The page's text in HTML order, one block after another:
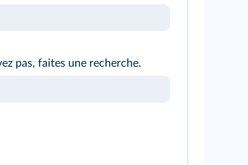
pas, faites une recherche.